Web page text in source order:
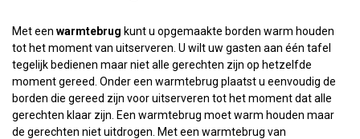
Met een warmtebrug kunt u opgemaakte borden warm houden
tot het moment van uitserveren. U wilt uw gasten aan één tafel
tegelijk bedienen maar niet alle gerechten zijn op hetzelfde
moment gereed. Onder een warmtebrug plaatst u eenvoudig de
borden die gereed zijn voor uitserveren tot het moment dat alle
gerechten klaar zijn. Een warmtebrug moet warm houden maar
de gerechten niet uitdrogen. Met een warmtebrug van